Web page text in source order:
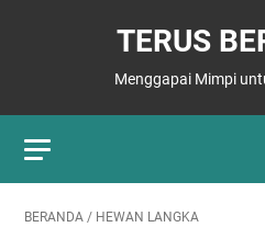
TERUS
Menggapai Mimpi
BERANDA / HEWAN LANGKA